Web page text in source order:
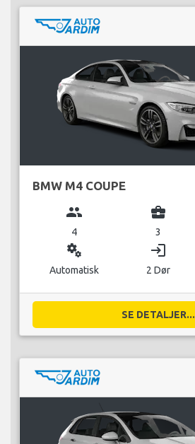
BMW M4 COUPE
group
4
business_center
3
miscellaneous_services
Automatisk
login
2 Dør
SE DETALJER...